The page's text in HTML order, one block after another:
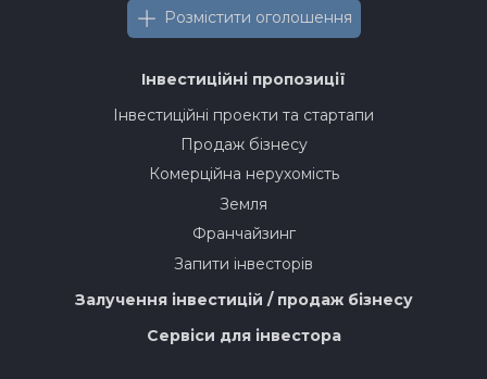
Розмістити оголошення
Інвестиційні пропозиції
Інвестиційні проекти та стартапи
Продаж бізнесу
Комерційна нерухомість
Земля
Франчайзинг
Запити інвесторів
Залучення інвестицій / продаж бізнесу
Сервіси для інвестора